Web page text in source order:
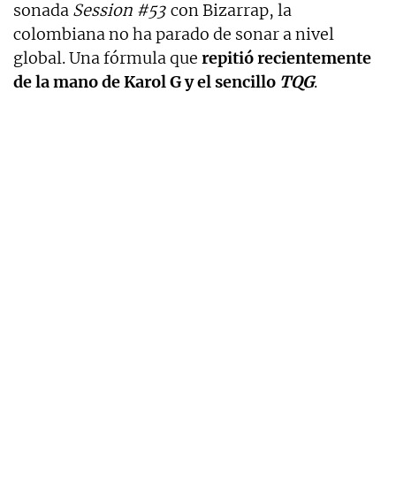
sonada Session #53 con Bizarrap, la
colombiana no ha parado de sonar a nivel
global. Una fórmula que repitió recientemente
de la mano de Karol G y el sencillo TQG.